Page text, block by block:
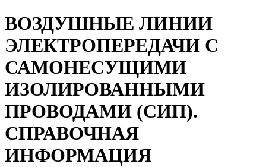
ВОЗДУШНЫЕ ЛИНИИ
ЭЛЕКТРОПЕРЕДАЧИ С
САМОНЕСУЩИМИ
ИЗОЛИРОВАННЫМИ
ПРОВОДАМИ (СИП).
СПРАВОЧНАЯ
ИНФОРМАЦИЯ